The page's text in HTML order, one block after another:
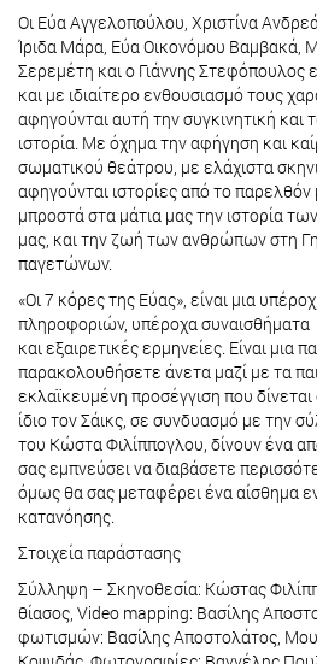
Οι Εύα Αγγελοπούλου, Χριστίνα
Ίριδα Μάρα, Εύα Οικονόμου Βαμβακά,
Σερεμέτη και ο Γιάννης Στεφόπουλος
και με ιδιαίτερο ενθουσιασμό τους
αφηγούνται αυτή την συγκινητική και
ιστορία. Με όχημα την αφήγηση και
σωματικού θεάτρου, με ελάχιστα
αφηγούνται ιστορίες από το
μπροστά στα μάτια μας την ιστορία
μας, και την ζωή των ανθρώπων στη
παγετώνων.
«Οι 7 κόρες της Εύας», είναι μια
πληροφοριών, υπέροχα συναισθήματα
και εξαιρετικές ερμηνείες. Είναι μια
παρακολουθήσετε άνετα μαζί με τα
εκλαϊκευμένη προσέγγιση που
ίδιο τον Σάικς, σε συνδυασμό με την
του Κώστα Φιλίππογλου, δίνουν ένα
σας εμπνεύσει να διαβάσετε
όμως θα σας μεταφέρει ένα αίσθημα
κατανόησης.
Στοιχεία παράστασης
Σύλληψη – Σκηνοθεσία: Κώστας
θίασος, Video mapping: Βασίλης
φωτισμών: Βασίλης Αποστολάτος,